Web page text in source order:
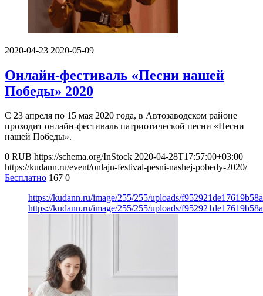
2020-04-23 2020-05-09
Онлайн-фестиваль «Песни нашей
Победы» 2020
С 23 апреля по 15 мая 2020 года, в Автозаводском районе
проходит онлайн-фестиваль патриотической песни «Песни
нашей Победы».
0 RUB https://schema.org/InStock 2020-04-28T17:57:00+03:00
https://kudann.ru/event/onlajn-festival-pesni-nashej-pobedy-2020/
Бесплатно 167 0
https://kudann.ru/image/255/255/uploads/
https://kudann.ru/image/255/255/uploads/